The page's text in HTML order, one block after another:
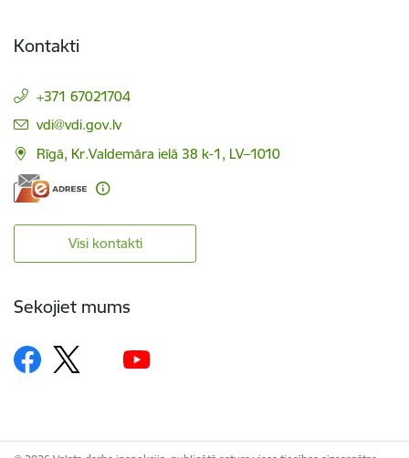
Kontakti
+371 67021704
E-pasts:
vdi@vdi.gov.lv
Rīgā, Kr.Valdemāra ielā 38 k-1, LV–1010
Visi kontakti
Sekojiet mums